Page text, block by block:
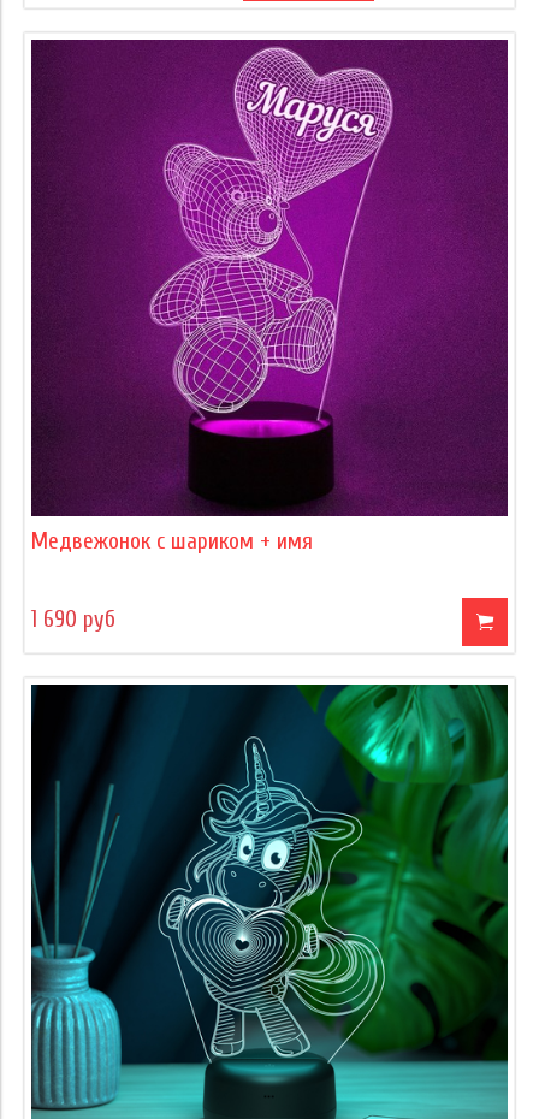
Медвежонок с шариком + имя
1 690 руб